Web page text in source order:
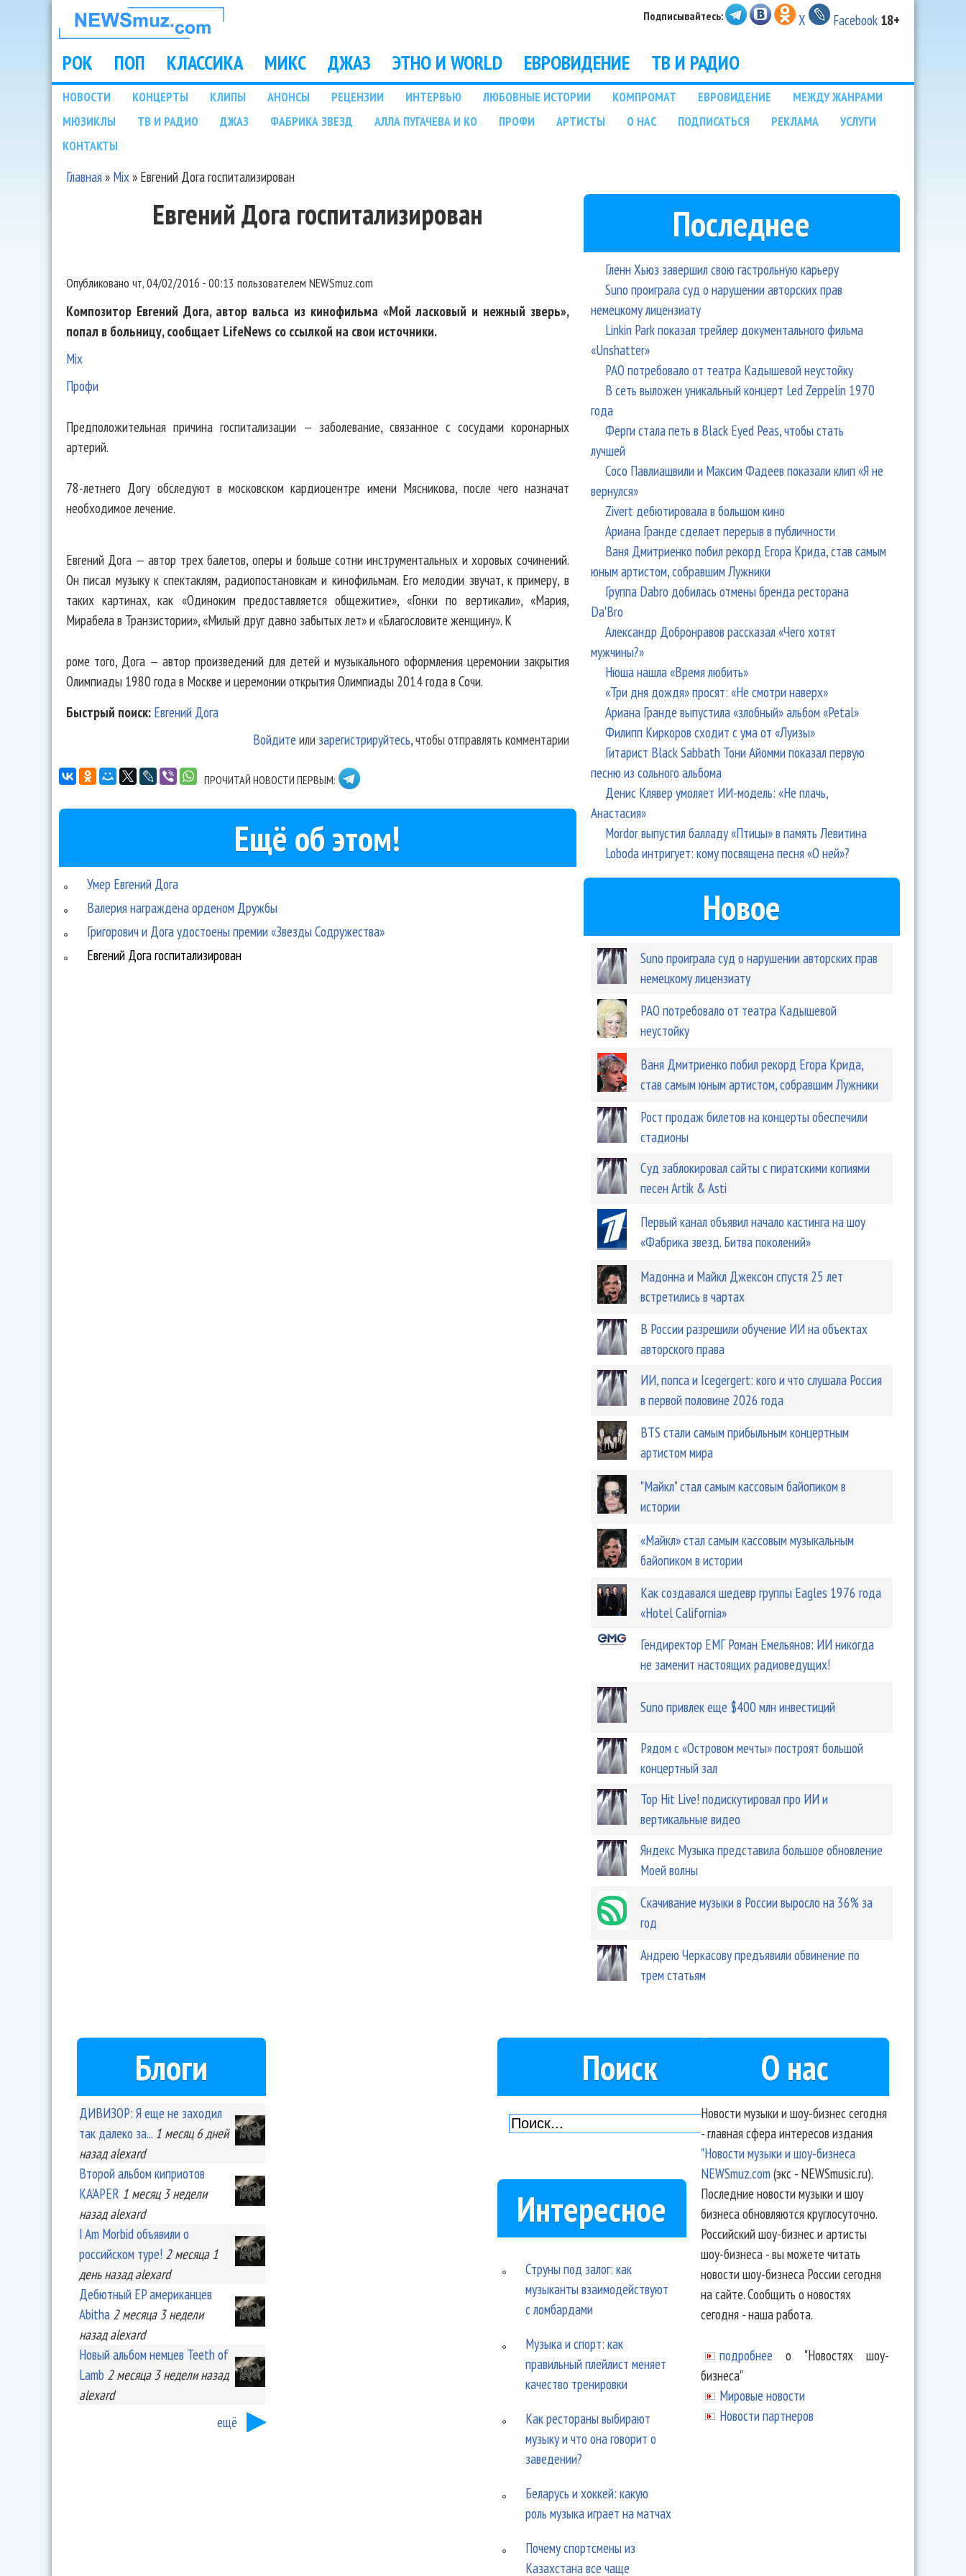
НОВОСТИ
МУЗЫКИ И
ШОУ БИЗНЕСА
NEWSMUZ.COM
Подписывайтесь: X Facebook 18+
Main menu
РОК ПОП КЛАССИКА МИКС ДЖАЗ ЭТНО И WORLD ЕВРОВИДЕНИЕ ТВ И РАДИО
Подразделы
НОВОСТИ КОНЦЕРТЫ КЛИПЫ АНОНСЫ РЕЦЕНЗИИ ИНТЕРВЬЮ ЛЮБОВНЫЕ ИСТОРИИ КОМПРОМАТ ЕВРОВИДЕНИЕ
МЕЖДУ ЖАНРАМИ
МЮЗИКЛЫ
ТВ И РАДИО ДЖАЗ ФАБРИКА ЗВЕЗД АЛЛА ПУГАЧЕВА И КО ПРОФИ АРТИСТЫ О НАС ПОДПИСАТЬСЯ РЕКЛАМА
УСЛУГИ
КОНТАКТЫ
Главная» Mix» Евгений Дога госпитализирован
Евгений Дога госпитализирован
Опубликовано чт, 04/02/2016 - 00:13 пользователем NEWSmuz.com
Композитор Евгений Дога, автор вальса из кинофильма «Мой ласковый и нежный зверь»,
попал в больницу, сообщает LifeNews со ссылкой на свои источники.
Mix
Профи
Предположительная причина госпитализации — заболевание, связанное с сосудами коронарных
артерий.
78-летнего Догу обследуют в московском кардиоцентре имени Мясникова, после чего назначат
необходимое лечение.
Евгений Дога — автор трех балетов, оперы и больше сотни инструментальных и хоровых сочинений.
Он писал музыку к спектаклям, радиопостановкам и кинофильмам. Его мелодии звучат, к примеру, в
таких картинах, как «Одиноким предоставляется общежитие», «Гонки по вертикали», «Мария,
Мирабела в Транзистории», «Милый друг давно забытых лет» и «Благословите женщину». К
роме того, Дога — автор произведений для детей и музыкального оформления церемонии закрытия
Олимпиады 1980 года в Москве и церемонии открытия Олимпиады 2014 года в Сочи.
Быстрый поиск: Евгений Дога
Войдите или зарегистрируйтесь, чтобы отправлять комментарии
ПРОЧИТАЙ НОВОСТИ ПЕРВЫМ:
Ещё об этом!
Умер Евгений Дога
Валерия награждена орденом Дружбы
Григорович и Дога удостоены премии «Звезды Содружества»
Евгений Дога госпитализирован
Последнее
Гленн Хьюз завершил свою гастрольную карьеру
Suno проиграла суд о нарушении авторских прав
немецкому лицензиату
Linkin Park показал трейлер документального фильма
«Unshatter»
РАО потребовало от театра Кадышевой неустойку
В сеть выложен уникальный концерт Led Zeppelin 1970
года
Ферги стала петь в Black Eyed Peas, чтобы стать
лучшей
Сосо Павлиашвили и Максим Фадеев показали клип «Я не
вернулся»
Zivert дебютировала в большом кино
Ариана Гранде сделает перерыв в публичности
Ваня Дмитриенко побил рекорд Егора Крида, став самым
юным артистом, собравшим Лужники
Группа Dabro добилась отмены бренда ресторана
Da'Bro
Александр Добронравов рассказал «Чего хотят
мужчины?»
Нюша нашла «Время любить»
«Три дня дождя» просят: «Не смотри наверх»
Ариана Гранде выпустила «злобный» альбом «Petal»
Филипп Киркоров сходит с ума от «Луизы»
Гитарист Black Sabbath Тони Айомми показал первую
песню из сольного альбома
Денис Клявер умоляет ИИ-модель: «Не плачь,
Анастасия»
Mordor выпустил балладу «Птицы» в память Левитина
Loboda интригует: кому посвящена песня «О ней»?
Новое
Suno проиграла суд о нарушении авторских прав
немецкому лицензиату
РАО потребовало от театра Кадышевой
неустойку
Ваня Дмитриенко побил рекорд Егора Крида,
став самым юным артистом, собравшим Лужники
Рост продаж билетов на концерты обеспечили
стадионы
Суд заблокировал сайты с пиратскими копиями
песен Artik & Asti
Первый канал объявил начало кастинга на шоу
«Фабрика звезд. Битва поколений»
Мадонна и Майкл Джексон спустя 25 лет
встретились в чартах
В России разрешили обучение ИИ на объектах
авторского права
ИИ, попса и Icegergert: кого и что слушала Россия
в первой половине 2026 года
BTS стали самым прибыльным концертным
артистом мира
"Майкл" стал самым кассовым байопиком в
истории
«Майкл» стал самым кассовым музыкальным
байопиком в истории
Как создавался шедевр группы Eagles 1976 года
«Hotel California»
Гендиректор ЕМГ Роман Емельянов: ИИ никогда
не заменит настоящих радиоведущих!
Suno привлек еще $400 млн инвестиций
Рядом с «Островом мечты» построят большой
концертный зал
Top Hit Live! подискутировал про ИИ и
вертикальные видео
Яндекс Музыка представила большое обновление
Моей волны
Скачивание музыки в России выросло на 36% за
год
Андрею Черкасову предъявили обвинение по
трем статьям
Блоги
ДИВИЗОР: Я еще не заходил
так далеко за... 1 месяц 6 дней
назад alexard
Второй альбом киприотов
KA'APER 1 месяц 3 недели
назад alexard
I Am Morbid объявили о
российском туре! 2 месяца 1
деньназад alexard
Дебютный EP американцев
Abitha 2 месяца 3 недели
назад alexard
Новый альбом немцев Teeth of
Lamb 2 месяца 3 неделиназад
alexard
ещё
Поиск
Интересное
Струны под залог: как
музыканты взаимодействуют
с ломбардами
Музыка и спорт: как
правильный плейлист меняет
качество тренировки
Как рестораны выбирают
музыку и что она говорит о
заведении?
Беларусь и хоккей: какую
роль музыка играет на матчах
Почему спортсмены из
Казахстана все чаще
О нас
Новости музыки и шоу-бизнес сегодня
- главная сфера интересов издания
"Новости музыки и шоу-бизнеса
NEWSmuz.com(экс - NEWSmusic.ru).
Последние новости музыки и шоу
бизнеса обновляются круглосуточно.
Российский шоу-бизнес и артисты
шоу-бизнеса - вы можете читать
новости шоу-бизнеса России сегодня
на сайте. Сообщить о новостях
сегодня - наша работа.
подробнее о "Новостях шоу-
бизнеса"
Мировые новости
Новости партнеров